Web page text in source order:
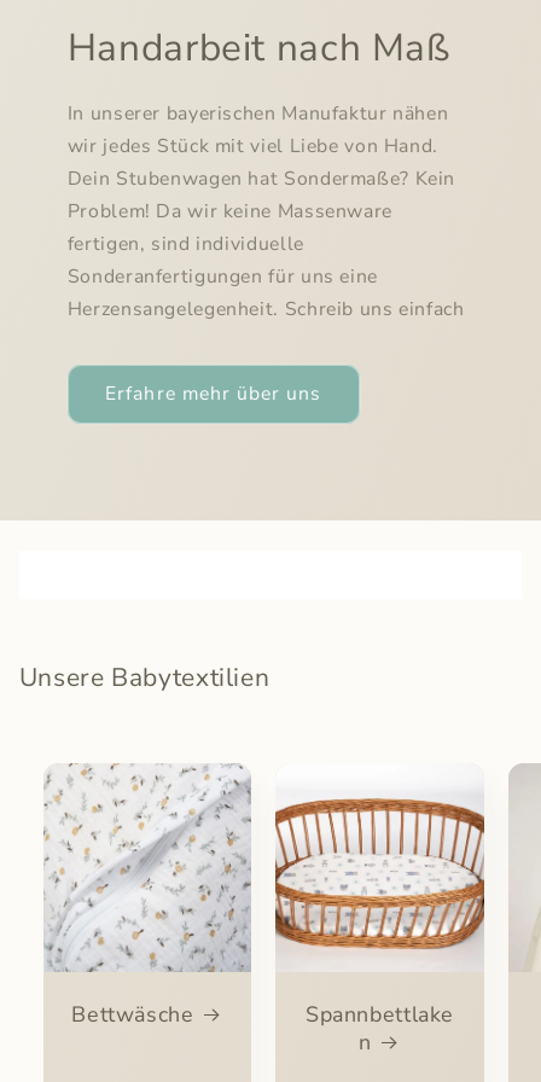
Handarbeit nach Maß
In unserer bayerischen Manufaktur nähen
wir jedes Stück mit viel Liebe von Hand.
Dein Stubenwagen hat Sondermaße? Kein
Problem! Da wir keine Massenware
fertigen, sind individuelle
Sonderanfertigungen für uns eine
Herzensangelegenheit. Schreib uns einfach
Erfahre mehr über uns
Unsere Babytextilien
Bettwäsche
Spannbettlake
n